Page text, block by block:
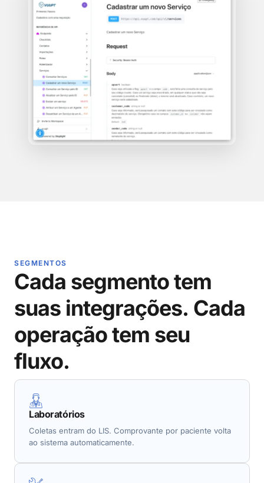
SEGMENTOS
Cada segmento tem
suas integrações. Cada
operação tem seu
fluxo.
Laboratórios
Coletas entram do LIS. Comprovante por paciente volta
ao sistema automaticamente.